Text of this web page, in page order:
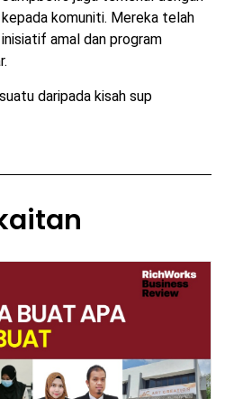
komuniti. Mereka telah
amal dan program
daripada kisah sup